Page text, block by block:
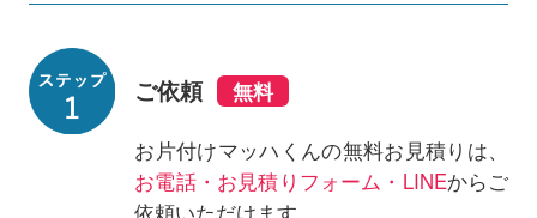
ご依頼
お片付けマッハくんの無料お見積りは、
お電話・お見積りフォーム・LINEからご
依頼いただけます。